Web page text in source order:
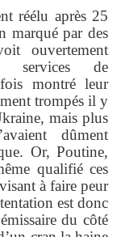
réélu après 25
marqué par des
ouvertement
services de
montré leur
trompés il y
mais plus
dûment
Or, Poutine,
qualifié ces
à faire peur
est donc
du côté